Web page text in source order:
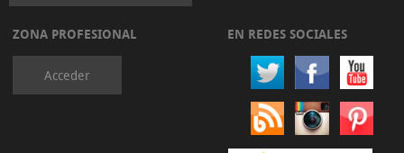
ZONA PROFESIONAL
Acceder
EN REDES SOCIALES